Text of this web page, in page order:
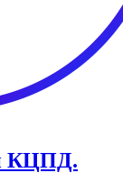
КЦПД.